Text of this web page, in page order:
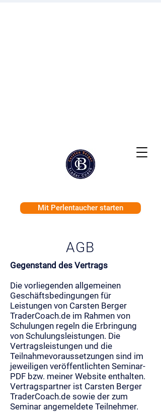
Mit Perlentaucher starten
AGB
Gegenstand des Vertrags
Die vorliegenden allgemeinen
Geschäftsbedingungen für
Leistungen von Carsten Berger
TraderCoach.de im Rahmen von
Schulungen regeln die Erbringung
von Schulungsleistungen. Die
Vertragsleistungen und die
Teilnahmevoraussetzungen sind im
jeweiligen veröffentlichten Seminar-
PDF bzw. meiner Website enthalten.
Vertragspartner ist Carsten Berger
TraderCoach.de sowie der zum
Seminar angemeldete Teilnehmer.